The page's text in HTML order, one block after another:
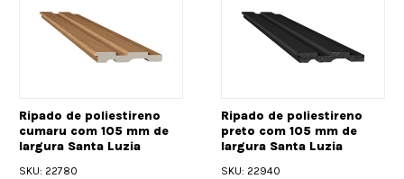
Ripado de poliestireno
cumaru com 105 mm de
largura Santa Luzia
SKU: 22780
Ripado de poliestireno
preto com 105 mm de
largura Santa Luzia
SKU: 22940